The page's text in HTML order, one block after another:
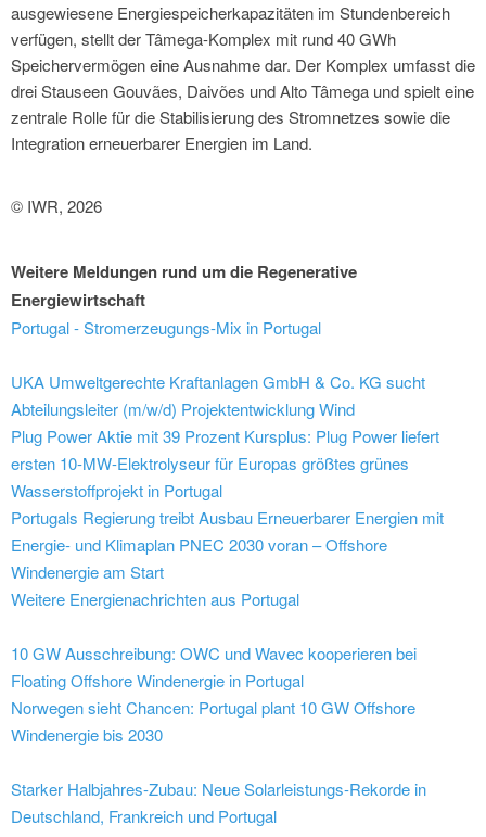
ausgewiesene Energiespeicherkapazitäten im Stundenbereich
verfügen, stellt der Tâmega-Komplex mit rund 40 GWh
Speichervermögen eine Ausnahme dar. Der Komplex umfasst die
drei Stauseen Gouvães, Daivões und Alto Tâmega und spielt eine
zentrale Rolle für die Stabilisierung des Stromnetzes sowie die
Integration erneuerbarer Energien im Land.
© IWR, 2026
Weitere Meldungen rund um die Regenerative
Energiewirtschaft
Portugal - Stromerzeugungs-Mix in Portugal
UKA Umweltgerechte Kraftanlagen GmbH & Co. KG sucht
Abteilungsleiter (m/w/d) Projektentwicklung Wind
Plug Power Aktie mit 39 Prozent Kursplus: Plug Power liefert
ersten 10-MW-Elektrolyseur für Europas größtes grünes
Wasserstoffprojekt in Portugal
Portugals Regierung treibt Ausbau Erneuerbarer Energien mit
Energie- und Klimaplan PNEC 2030 voran – Offshore
Windenergie am Start
Weitere Energienachrichten aus Portugal
10 GW Ausschreibung: OWC und Wavec kooperieren bei
Floating Offshore Windenergie in Portugal
Norwegen sieht Chancen: Portugal plant 10 GW Offshore
Windenergie bis 2030
Starker Halbjahres-Zubau: Neue Solarleistungs-Rekorde in
Deutschland, Frankreich und Portugal